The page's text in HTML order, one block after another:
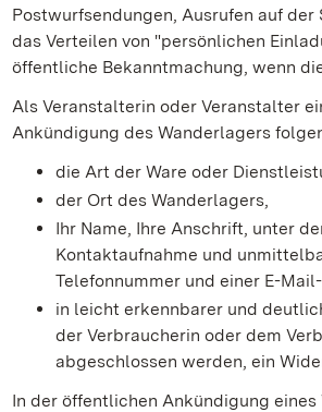
Postwurfsendungen, Ausrufen auf
das Verteilen von "persönlichen
öffentliche Bekanntmachung, wenn
Als Veranstalterin oder Veranstalter
Ankündigung des Wanderlagers
die Art der Ware oder
der Ort des Wanderlagers,
Ihr Name, Ihre Anschrift, unter
Kontaktaufnahme und
Telefonnummer und einer E-
in leicht erkennbarer und
der Verbraucherin oder dem
abgeschlossen werden, ein
In der öffentlichen Ankündigung